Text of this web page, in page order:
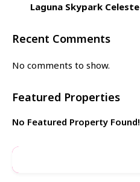
Laguna Skypark Celeste
Recent Comments
No comments to show.
Featured Properties
No Featured Property Found!